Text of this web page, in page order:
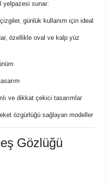
yelpazesi sunar:
günlük kullanım için ideal
özellikle oval ve kalp yüz
ve dikkat çekici tasarımlar
özgürlüğü sağlayan modeller
Gözlüğü